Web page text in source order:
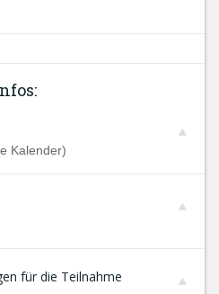
Kalender)
für die Teilnahme